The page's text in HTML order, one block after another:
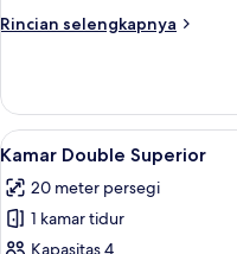
Superior
Rincian selengkapnya
Rincian
Kamar
Double
atau
Superior
Lihat
semua
foto
untuk
5
Kamar Double Superior
20 meter persegi
1 kamar tidur
Kapasitas 4